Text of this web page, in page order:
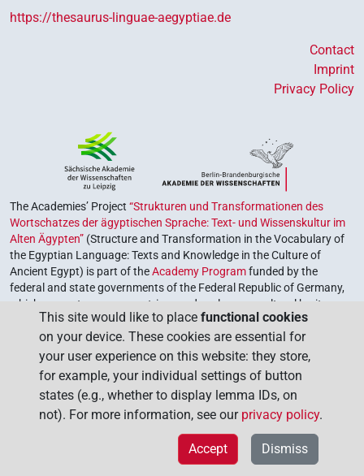
https://thesaurus-linguae-aegyptiae.de
Contact
Imprint
Privacy Policy
The Academies’ Project “Strukturen und Transformationen des
Wortschatzes der ägyptischen Sprache: Text- und Wissenskultur im
Alten Ägypten” (Structure and Transformation in the Vocabulary of
the Egyptian Language: Texts and Knowledge in the Culture of
Ancient Egypt) is part of theAcademy Programfunded by the
federal and state governments of the Federal Republic of Germany,
which serves to preserve, retrieve and explore our cultural heritage.
The program is coordinated by theUnion of the German Academies
of Sciences and Humanities.
This site would like to place functional cookies
on your device. These cookies are essential for
your user experience on this website: they store,
for example, your individual settings of button
states (e.g., whether to display lemma IDs, on
not). For more information, see our privacy policy.
Dismiss
Accept